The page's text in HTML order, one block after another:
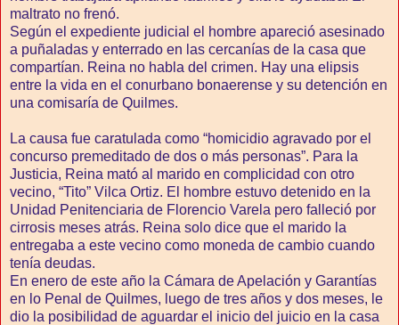
maltrato no frenó.
Según el expediente judicial el hombre apareció asesinado
a puñaladas y enterrado en las cercanías de la casa que
compartían. Reina no habla del crimen. Hay una elipsis
entre la vida en el conurbano bonaerense y su detención en
una comisaría de Quilmes.
La causa fue caratulada como “homicidio agravado por el
concurso premeditado de dos o más personas”. Para la
Justicia, Reina mató al marido en complicidad con otro
vecino, “Tito” Vilca Ortiz. El hombre estuvo detenido en la
Unidad Penitenciaria de Florencio Varela pero falleció por
cirrosis meses atrás. Reina solo dice que el marido la
entregaba a este vecino como moneda de cambio cuando
tenía deudas.
En enero de este año la Cámara de Apelación y Garantías
en lo Penal de Quilmes, luego de tres años y dos meses, le
dio la posibilidad de aguardar el inicio del juicio en la casa